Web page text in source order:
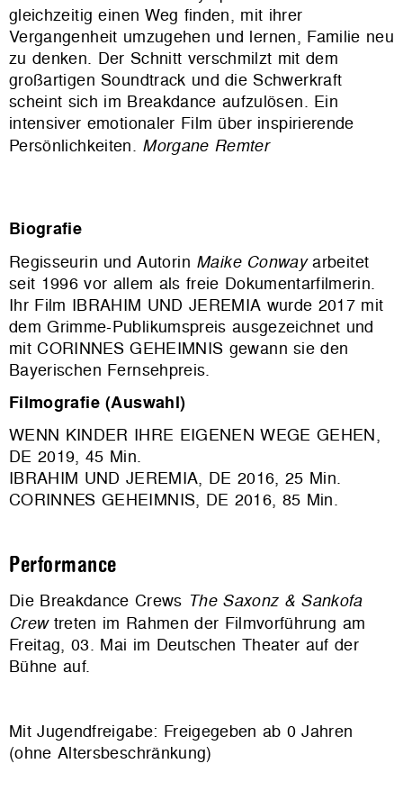
gleichzeitig einen Weg finden, mit ihrer
Vergangenheit umzugehen und lernen, Familie neu
zu denken. Der Schnitt verschmilzt mit dem
großartigen Soundtrack und die Schwerkraft
scheint sich im Breakdance aufzulösen. Ein
intensiver emotionaler Film über inspirierende
Persönlichkeiten. Morgane Remter
Biografie
Regisseurin und Autorin Maike Conwayarbeitet
seit 1996 vor allem als freie Dokumentarfilmerin.
Ihr Film IBRAHIM UND JEREMIA wurde 2017 mit
dem Grimme-Publikumspreis ausgezeichnet und
mitCORINNES GEHEIMNIS gewann sie den
Bayerischen Fernsehpreis.
Filmografie (Auswahl)
WENN KINDER IHRE EIGENEN WEGE GEHEN,
DE 2019, 45 Min.
IBRAHIM UND JEREMIA, DE 2016, 25 Min.
CORINNES GEHEIMNIS, DE 2016, 85 Min.
Performance
Die Breakdance Crews The Saxonz & Sankofa
Crewtreten im Rahmen der Filmvorführung am
Freitag, 03. Mai im Deutschen Theater auf der
Bühne auf.
Mit Jugendfreigabe: Freigegeben ab 0 Jahren
(ohne Altersbeschränkung)